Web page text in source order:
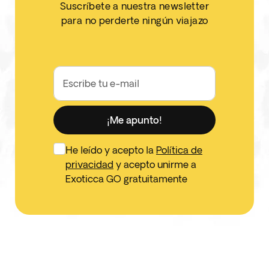
Suscríbete a nuestra newsletter
para no perderte ningún viajazo
Escribe tu e-mail
¡Me apunto!
He leído y acepto la Política de
privacidad y acepto unirme a
Exoticca GO gratuitamente